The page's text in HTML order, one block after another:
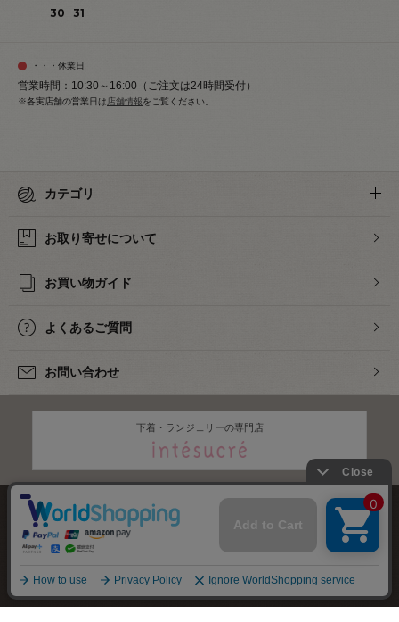
30
31
・・・休業日
営業時間：10:30～16:00（ご注文は24時間受付）
※各実店舗の営業日は 店舗情報をご覧ください。
カテゴリ
お取り寄せについて
お買い物ガイド
よくあるご質問
お問い合わせ
下着・ランジェリーの専門店
株式会社オカダヤ
特定商取引法に基づく表記 プライバシーポリシー サイトマップ
2012-2026OKADAYA CO.,LTD.